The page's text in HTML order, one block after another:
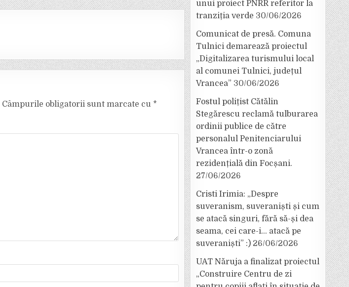
Câmpurile obligatorii sunt marcate cu *
unui proiect PNRR referitor la
tranziția verde 30/06/2026
Comunicat de presă. Comuna
Tulnici demarează proiectul
„Digitalizarea turismului local
al comunei Tulnici, județul
Vrancea” 30/06/2026
Fostul polițist Cătălin
Stegărescu reclamă tulburarea
ordinii publice de către
personalul Penitenciarului
Vrancea într-o zonă
rezidențială din Focșani.
27/06/2026
Cristi Irimia: „Despre
suveranism, suveraniști și cum
se atacă singuri, fără să-și dea
seama, cei care-i… atacă pe
suveraniști” :) 26/06/2026
UAT Năruja a finalizat proiectul
„Construire Centru de zi